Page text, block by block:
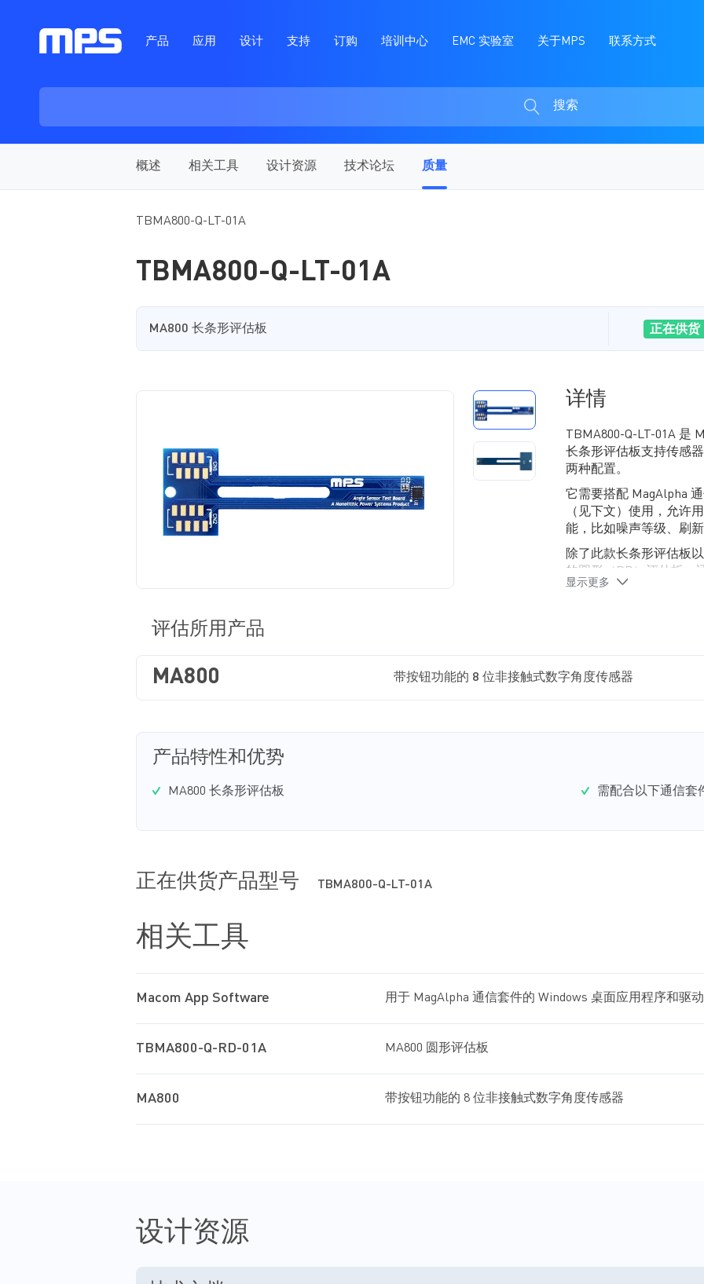
产品 应用 设计 支持 订购 培训中心 EMC 实验室 关于MPS 联系方式
搜索
概述 相关工具 设计资源 技术论坛 质量
TBMA800-Q-LT-01A
TBMA800-Q-LT-01A
MA800 长条形评估板 正在供货
详情
TBMA800-Q-LT-01A 是
长条形评估板支持传感
两种配置。
它需要搭配 MagAlpha
（见下文）使用，允许
能，比如噪声等级、刷
除了此款长条形评估板
的圆形（RD）评估板，
显示更多
评估所用产品
MA800 带按钮功能的 8 位非接触式数字角度传感器
产品特性和优势
MA800 长条形评估板 需配合以下通信套
正在供货产品型号 TBMA800-Q-LT-01A
相关工具
Macom App Software 用于 MagAlpha 通信套件的 Windows 桌面应用程序和驱动
TBMA800-Q-RD-01A MA800 圆形评估板
MA800 带按钮功能的 8 位非接触式数字角度传感器
设计资源